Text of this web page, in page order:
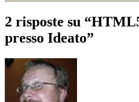
2 risposte su
presso Ideato”